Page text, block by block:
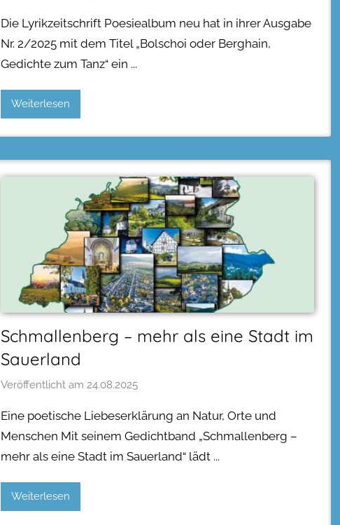
Die Lyrikzeitschrift Poesiealbum neu hat in ihrer Ausgabe
Nr. 2/2025 mit dem Titel „Bolschoi oder Berghain,
Gedichte zum Tanz“ ein
Weiterlesen
Schmallenberg – mehr als eine Stadt im
Sauerland
Veröffentlicht am 24.08.2025
Eine poetische Liebeserklärung an Natur, Orte und
Menschen Mit seinem Gedichtband „Schmallenberg –
mehr als eine Stadt im Sauerland“ lädt
Weiterlesen